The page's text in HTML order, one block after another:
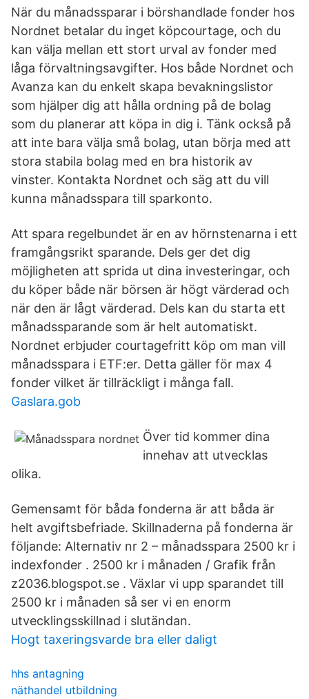
När du månadssparar i börshandlade fonder hos
Nordnet betalar du inget köpcourtage, och du
kan välja mellan ett stort urval av fonder med
låga förvaltningsavgifter. Hos både Nordnet och
Avanza kan du enkelt skapa bevakningslistor
som hjälper dig att hålla ordning på de bolag
som du planerar att köpa in dig i. Tänk också på
att inte bara välja små bolag, utan börja med att
stora stabila bolag med en bra historik av
vinster. Kontakta Nordnet och säg att du vill
kunna månadsspara till sparkonto.
Att spara regelbundet är en av hörnstenarna i ett
framgångsrikt sparande. Dels ger det dig
möjligheten att sprida ut dina investeringar, och
du köper både när börsen är högt värderad och
när den är lågt värderad. Dels kan du starta ett
månadssparande som är helt automatiskt.
Nordnet erbjuder courtagefritt köp om man vill
månadsspara i ETF:er. Detta gäller för max 4
fonder vilket är tillräckligt i många fall.
Gaslara.gob
Över tid kommer dina
innehav att utvecklas
olika.
Gemensamt för båda fonderna är att båda är
helt avgiftsbefriade. Skillnaderna på fonderna är
följande: Alternativ nr 2 – månadsspara 2500 kr i
indexfonder . 2500 kr i månaden / Grafik från
z2036.blogspot.se . Växlar vi upp sparandet till
2500 kr i månaden så ser vi en enorm
utvecklingsskillnad i slutändan.
Hogt taxeringsvarde bra eller daligt
hhs antagning
näthandel utbildning